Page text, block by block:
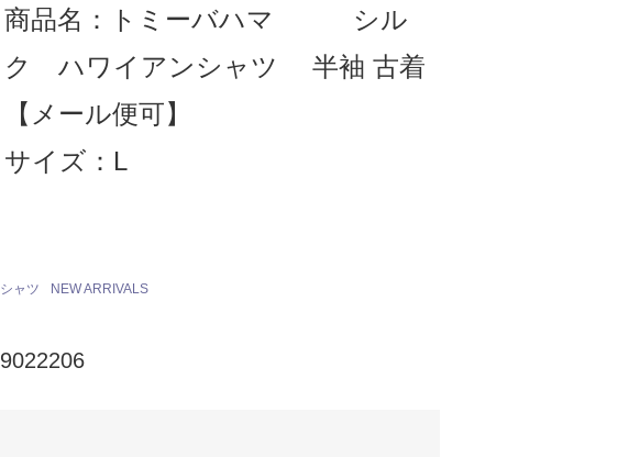
商品名：トミーバハマ シル
ク ハワイアンシャツ 半袖 古着
【メール便可】
サイズ：L
シャツ NEW ARRIVALS
9022206